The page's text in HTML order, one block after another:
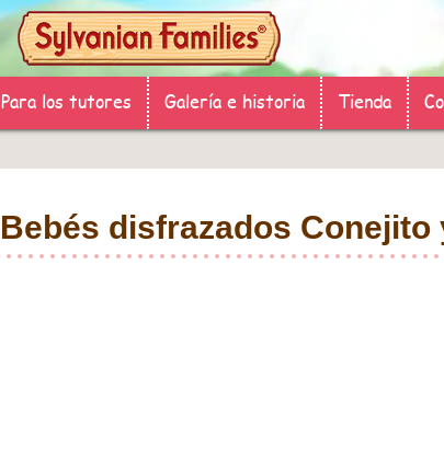
Para los tutores Galería e historia Tienda
Bebés disfrazados Conejito